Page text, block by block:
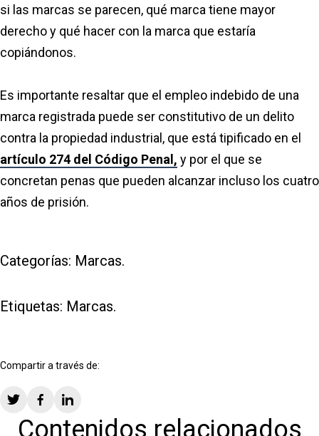
si las marcas se parecen, qué marca tiene mayor
derecho y qué hacer con la marca que estaría
copiándonos.
Es importante resaltar que el empleo indebido de una
marca registrada puede ser constitutivo de un delito
contra la propiedad industrial, que está tipificado en el
artículo 274 del Código Penal, y por el que se
concretan penas que pueden alcanzar incluso los cuatro
años de prisión.
Categorías: Marcas.
Etiquetas: Marcas.
Compartir a través de:
Contenidos relacionados